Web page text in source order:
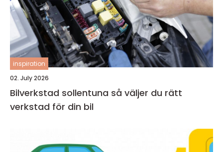
inspiration
02. July 2026
Bilverkstad sollentuna så väljer du rätt
verkstad för din bil